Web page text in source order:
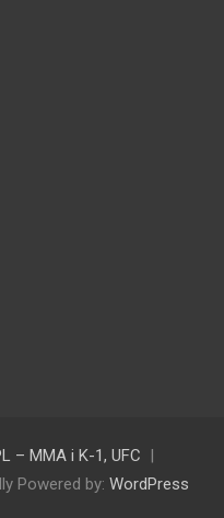
– MMA i K-1, UFC
Powered by: WordPress